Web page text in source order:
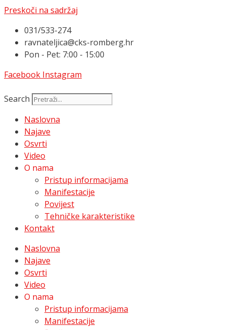
Preskoči na sadržaj
031/533-274
ravnateljica@cks-romberg.hr
Pon - Pet: 7:00 - 15:00
Facebook Instagram
Search
Naslovna
Najave
Osvrti
Video
O nama
Pristup informacijama
Manifestacije
Povijest
Tehničke karakteristike
Kontakt
Naslovna
Najave
Osvrti
Video
O nama
Pristup informacijama
Manifestacije